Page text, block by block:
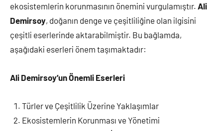
ekosistemlerin korunmasının önemini vurgulamıştır. Ali
Demirsoy, doğanın denge ve çeşitliliğine olan ilgisini
çeşitli eserlerinde aktarabilmiştir. Bu bağlamda,
aşağıdaki eserleri önem taşımaktadır:
Ali Demirsoy’un Önemli Eserleri
Türler ve Çeşitlilik Üzerine Yaklaşımlar
Ekosistemlerin Korunması ve Yönetimi